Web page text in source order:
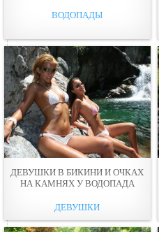
ВОДОПАДЫ
ДЕВУШКИ В БИКИНИ И ОЧКАХ
НА КАМНЯХ У ВОДОПАДА
ДЕВУШКИ